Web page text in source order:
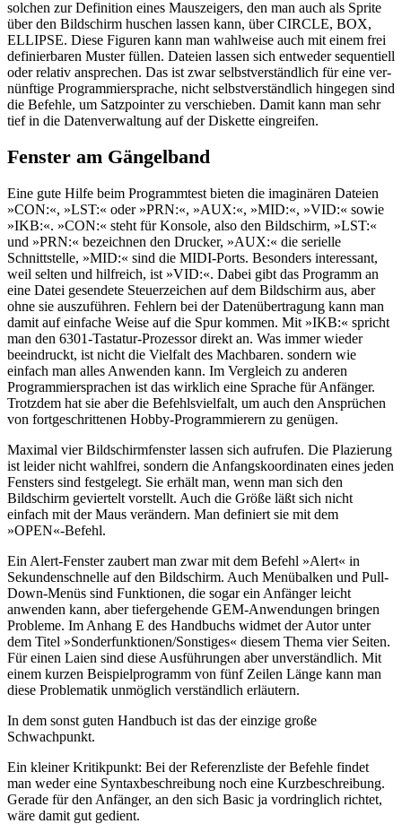
solchen zur Definition eines Mauszeigers, den man auch als Sprite
über den Bildschirm huschen lassen kann, über CIRCLE, BOX,
ELLIPSE. Diese Figuren kann man wahlweise auch mit einem frei
definierbaren Muster füllen. Dateien lassen sich entweder sequentiell
oder relativ ansprechen. Das ist zwar selbstverständlich für eine ver-
nünftige Programmiersprache, nicht selbstverständlich hingegen sind
die Befehle, um Satzpointer zu verschieben. Damit kann man sehr
tief in die Datenverwaltung auf der Diskette eingreifen.
Fenster am Gängelband
Eine gute Hilfe beim Programmtest bieten die imaginären Dateien
»CON:«, »LST:« oder »PRN:«, »AUX:«, »MID:«, »VID:« sowie
»IKB:«. »CON:« steht für Konsole, also den Bildschirm, »LST:«
und »PRN:« bezeichnen den Drucker, »AUX:« die serielle
Schnittstelle, »MID:« sind die MIDI-Ports. Besonders interessant,
weil selten und hilfreich, ist »VID:«. Dabei gibt das Programm an
eine Datei gesendete Steuerzeichen auf dem Bildschirm aus, aber
ohne sie auszuführen. Fehlern bei der Datenübertragung kann man
damit auf einfache Weise auf die Spur kommen. Mit »IKB:« spricht
man den 6301-Tastatur-Prozessor direkt an. Was immer wieder
beeindruckt, ist nicht die Vielfalt des Machbaren. sondern wie
einfach man alles Anwenden kann. Im Vergleich zu anderen
Programmiersprachen ist das wirklich eine Sprache für Anfänger.
Trotzdem hat sie aber die Befehlsvielfalt, um auch den Ansprüchen
von fortgeschrittenen Hobby-Programmierern zu genügen.
Maximal vier Bildschirmfenster lassen sich aufrufen. Die Plazierung
ist leider nicht wahlfrei, sondern die Anfangskoordinaten eines jeden
Fensters sind festgelegt. Sie erhält man, wenn man sich den
Bildschirm geviertelt vorstellt. Auch die Größe läßt sich nicht
einfach mit der Maus verändern. Man definiert sie mit dem
»OPEN«-Befehl.
Ein Alert-Fenster zaubert man zwar mit dem Befehl »Alert« in
Sekundenschnelle auf den Bildschirm. Auch Menübalken und Pull-
Down-Menüs sind Funktionen, die sogar ein Anfänger leicht
anwenden kann, aber tiefergehende GEM-Anwendungen bringen
Probleme. Im Anhang E des Handbuchs widmet der Autor unter
dem Titel »Sonderfunktionen/Sonstiges« diesem Thema vier Seiten.
Für einen Laien sind diese Ausführungen aber unverständlich. Mit
einem kurzen Beispielprogramm von fünf Zeilen Länge kann man
diese Problematik unmöglich verständlich erläutern.
In dem sonst guten Handbuch ist das der einzige große
Schwachpunkt.
Ein kleiner Kritikpunkt: Bei der Referenzliste der Befehle findet
man weder eine Syntaxbeschreibung noch eine Kurzbeschreibung.
Gerade für den Anfänger, an den sich Basic ja vordringlich richtet,
wäre damit gut gedient.